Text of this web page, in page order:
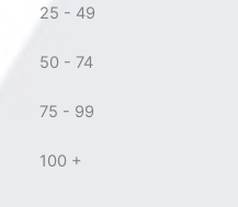
25 - 49
50 - 74
75 - 99
100 +